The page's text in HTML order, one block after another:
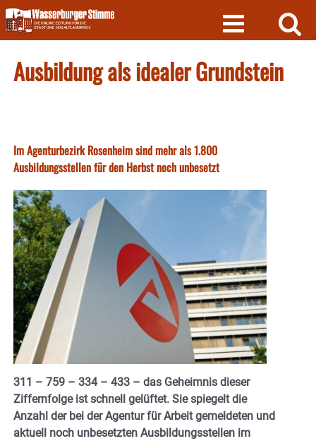
Skip
to
content
Ausbildung als idealer Grundstein
Im Agenturbezirk Rosenheim sind mehr als 1.800
Ausbildungsstellen für den Herbst noch unbesetzt
311 – 759 – 334 – 433 – das Geheimnis dieser
Ziffernfolge ist schnell gelüftet. Sie spiegelt die
Anzahl der bei der Agentur für Arbeit gemeldeten und
aktuell noch unbesetzten Ausbildungsstellen im